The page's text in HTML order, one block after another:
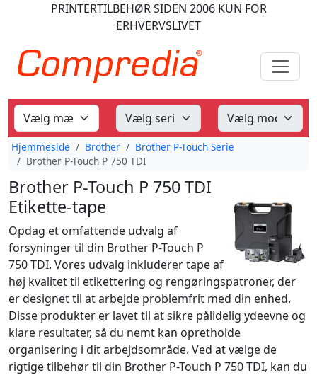
PRINTERTILBEHØRSIDEN 2006KUN FOR
ERHVERVSLIVET
Hjemmeside Brother
Brother P-Touch Serie
Brother P-Touch P 750 TDI
Brother P-Touch P 750 TDI
Etikette-tape
Opdag et omfattende udvalg af
forsyninger til din Brother P-Touch P
750 TDI. Vores udvalg inkluderer tape af
høj kvalitet til etikettering og rengøringspatroner, der
er designet til at arbejde problemfrit med din enhed.
Disse produkter er lavet til at sikre pålidelig ydeevne og
klare resultater, så du nemt kan opretholde
organisering i dit arbejdsområde. Ved at vælge de
rigtige tilbehør til din Brother P-Touch P 750 TDI, kan du